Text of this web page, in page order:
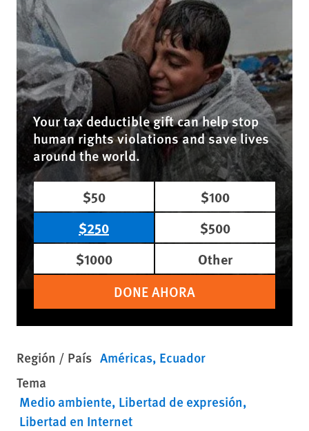
Your tax deductible gift can help stop
human rights violations and save lives
around the world.
$50
$100
$250
$500
$1000
Other
DONE AHORA
Región / País Américas Ecuador
Tema
Medio ambiente Libertad de expresión
Libertad en Internet